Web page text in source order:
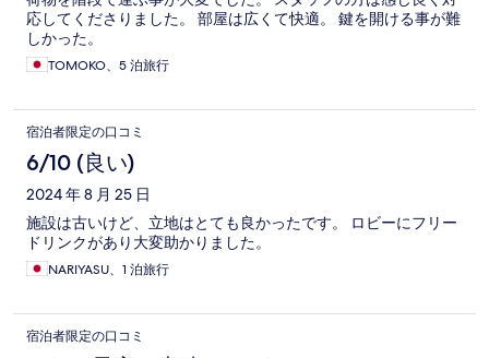
応してくださりました。 部屋は広くて快適。 鍵を開ける事が難
しかった。
TOMOKO、5 泊旅行
宿泊者限定の口コミ
6/10 (良い)
2024 年 8 月 25 日
施設は古いけど、立地はとても良かったです。 ロビーにフリー
ドリンクがあり大変助かりました。
NARIYASU、1 泊旅行
宿泊者限定の口コミ